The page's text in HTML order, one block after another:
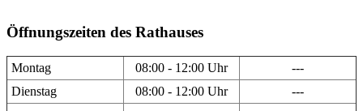
Öffnungszeiten des Rathauses
Montag 08:00 - 12:00 Uhr
---
Dienstag
08:00 - 12:00 Uhr ---